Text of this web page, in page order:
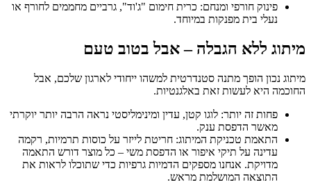
פינוק חורפי ומנחם: כרית חימום "ג'וד", גרביים מחממים לחורף או
נעלי בית מפנקות במיוחד.
מיתוג ללא הגבלה – אבל בטוב טעם
מיתוג נכון הופך מתנה סטנדרטית למשהו ייחודי לארגון שלכם, אבל
החוכמה היא לעשות זאת באלגנטיות.
פחות זה יותר: לוגו קטן, עדין ומינימליסטי נראה הרבה יותר יוקרתי
מאשר הדפסת ענק.
התאמת טכניקת המיתוג: חריטת לייזר על כוסות תרמיות, רקמה
עדינה על תיקי איפור או הדפסת משי – כל מוצר דורש התאמה
מדויקת. אנחנו מספקים הדמיות גרפיות כדי שתוכלו לראות את
התוצאה המושלמת מראש.